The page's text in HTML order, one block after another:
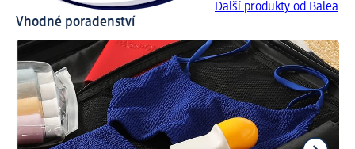
Další produkty od Balea
Vhodné poradenství